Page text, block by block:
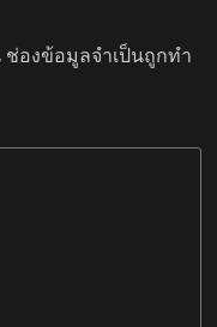
ช่องข้อมูลจำเป็นถูกทำ